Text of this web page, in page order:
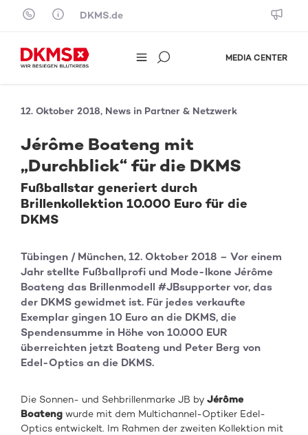
Skip to content
DKMS.de
MEDIA CENTER
12. Oktober 2018, News in Partner & Netzwerk
Jérôme Boateng mit
„Durchblick“ für die DKMS
Fußballstar generiert durch
Brillenkollektion 10.000 Euro für die
DKMS
Tübingen / München, 12. Oktober 2018 – Vor einem
Jahr stellte Fußballprofi und Mode-Ikone Jérôme
Boateng das Brillenmodell #JBsupporter vor, das
der DKMS gewidmet ist. Für jedes verkaufte
Exemplar gingen 10 Euro an die DKMS, die
Spendensumme in Höhe von 10.000 EUR
überreichten jetzt Boateng und Peter Berg von
Edel-Optics an die DKMS.
Die Sonnen- und Sehbrillenmarke JB byJérôme
Boateng wurde mit dem Multichannel-Optiker Edel-
Optics entwickelt. Im Rahmen der zweiten Kollektion mit